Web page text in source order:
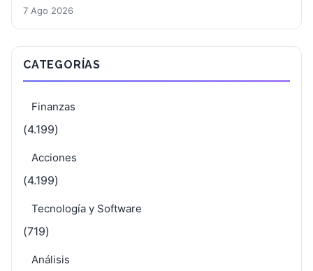
7 Ago 2026
CATEGORÍAS
Finanzas
(4.199)
Acciones
(4.199)
Tecnología y Software
(719)
Análisis